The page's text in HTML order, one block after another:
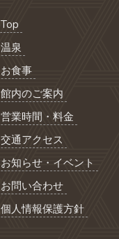
Top
温泉
お食事
館内のご案内
営業時間・料金
交通アクセス
お知らせ・イベント
お問い合わせ
個人情報保護方針